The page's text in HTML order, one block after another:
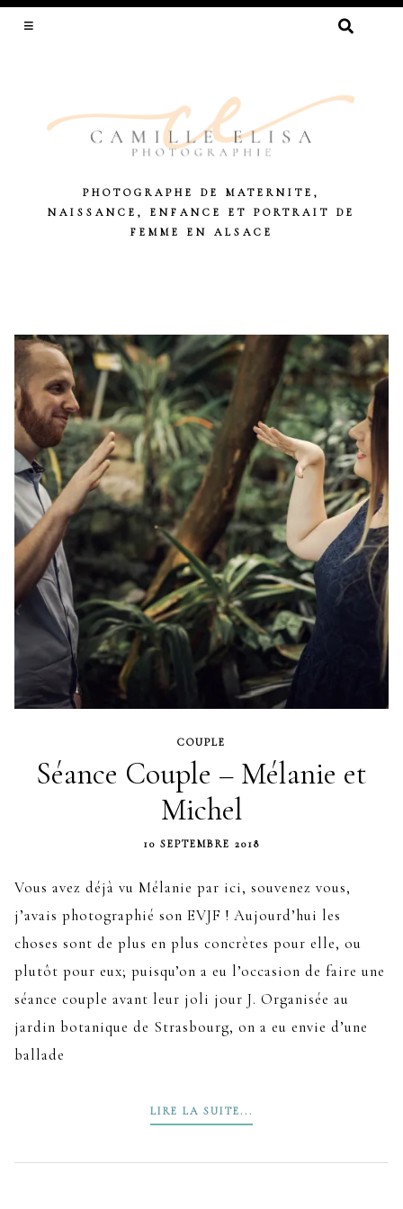
RECHERCHER :
PHOTOGRAPHE DE MATERNITE,
NAISSANCE, ENFANCE ET PORTRAIT DE
FEMME EN ALSACE
Skip
content
COUPLE
Séance Couple – Mélanie et
Michel
10 SEPTEMBRE 2018
Vous avez déjà vu Mélanie par ici, souvenez vous,
j’avais photographié son EVJF ! Aujourd’hui les
choses sont de plus en plus concrètes pour elle, ou
plutôt pour eux; puisqu’on a eu l’occasion de faire une
séance couple avant leur joli jour J. Organisée au
jardin botanique de Strasbourg, on a eu envie d’une
ballade
LIRE LA SUITE...